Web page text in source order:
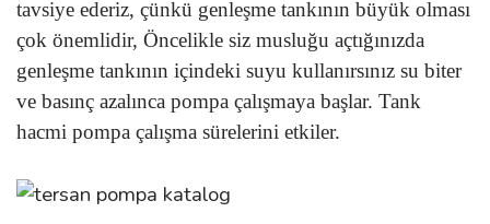
tavsiye ederiz, çünkü genleşme tankının büyük olması
çok önemlidir, Öncelikle siz musluğu açtığınızda
genleşme tankının içindeki suyu kullanırsınız su biter
ve basınç azalınca pompa çalışmaya başlar. Tank
hacmi pompa çalışma sürelerini etkiler.